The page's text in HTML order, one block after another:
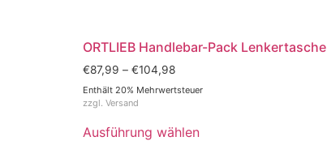
ORTLIEB Handlebar-Pack Lenkertasche
€87,99 – €104,98
Enthält 20% Mehrwertsteuer
zzgl. Versand
Ausführung wählen